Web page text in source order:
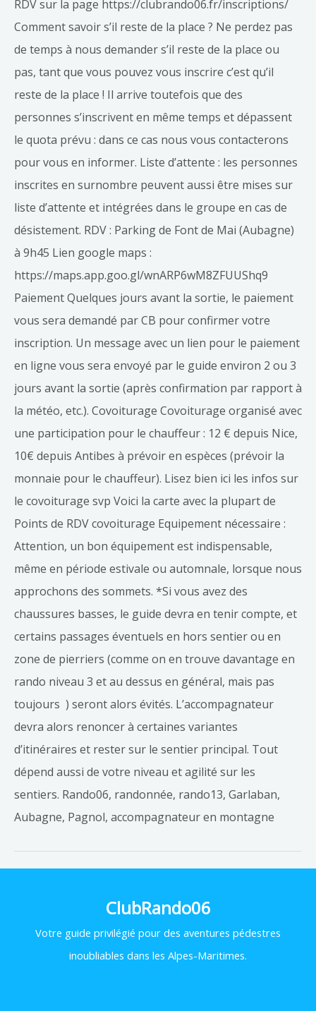
RDV sur la page https://clubrando06.fr/inscriptions/
Comment savoir s’il reste de la place ? Ne perdez pas
de temps à nous demander s’il reste de la place ou
pas, tant que vous pouvez vous inscrire c’est qu’il
reste de la place ! Il arrive toutefois que des
personnes s’inscrivent en même temps et dépassent
le quota prévu : dans ce cas nous vous contacterons
pour vous en informer. Liste d’attente : les personnes
inscrites en surnombre peuvent aussi être mises sur
liste d’attente et intégrées dans le groupe en cas de
désistement. RDV : Parking de Font de Mai (Aubagne)
à 9h45 Lien google maps :
https://maps.app.goo.gl/wnARP6wM8ZFUUShq9
Paiement Quelques jours avant la sortie, le paiement
vous sera demandé par CB pour confirmer votre
inscription. Un message avec un lien pour le paiement
en ligne vous sera envoyé par le guide environ 2 ou 3
jours avant la sortie (après confirmation par rapport à
la météo, etc.). Covoiturage Covoiturage organisé avec
une participation pour le chauffeur : 12 € depuis Nice,
10€ depuis Antibes à prévoir en espèces (prévoir la
monnaie pour le chauffeur). Lisez bien ici les infos sur
le covoiturage svp Voici la carte avec la plupart de
Points de RDV covoiturage Equipement nécessaire :
Attention, un bon équipement est indispensable,
même en période estivale ou automnale, lorsque nous
approchons des sommets. *Si vous avez des
chaussures basses, le guide devra en tenir compte, et
certains passages éventuels en hors sentier ou en
zone de pierriers (comme on en trouve davantage en
rando niveau 3 et au dessus en général, mais pas
toujours ) seront alors évités. L’accompagnateur
devra alors renoncer à certaines variantes
d’itinéraires et rester sur le sentier principal. Tout
dépend aussi de votre niveau et agilité sur les
sentiers. Rando06, randonnée, rando13, Garlaban,
Aubagne, Pagnol, accompagnateur en montagne
ClubRando06
Votre guide privilégié pour des aventures pédestres
inoubliables dans les Alpes-Maritimes.